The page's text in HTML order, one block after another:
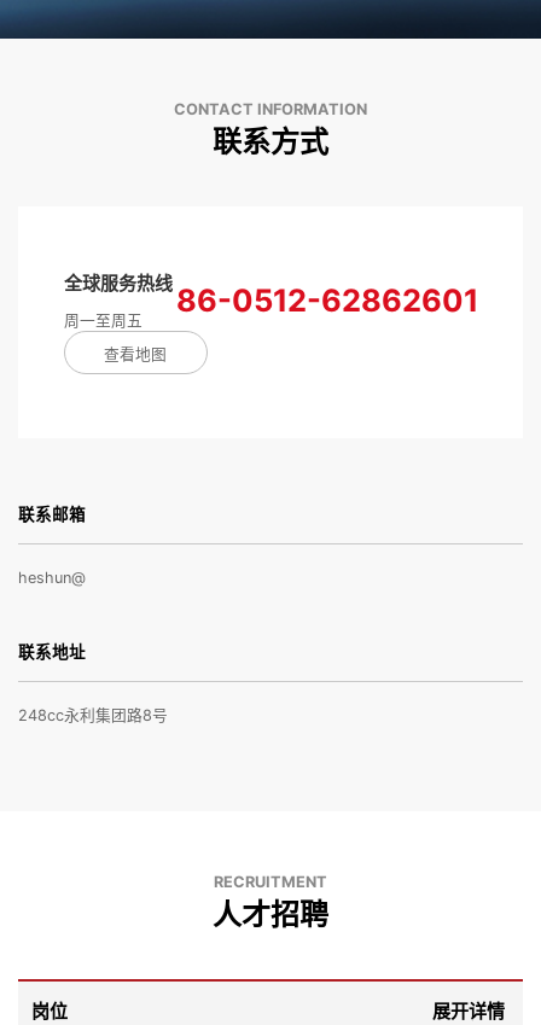
CONTACT INFORMATION
联系方式
全球服务热线
周一至周五
86-0512-62862601
查看地图
联系邮箱
heshun@
联系地址
248cc永利集团路8号
RECRUITMENT
人才招聘
岗位 展开详情